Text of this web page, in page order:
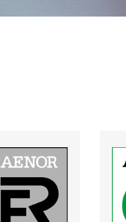
Sist.
Gestión de
calidad -